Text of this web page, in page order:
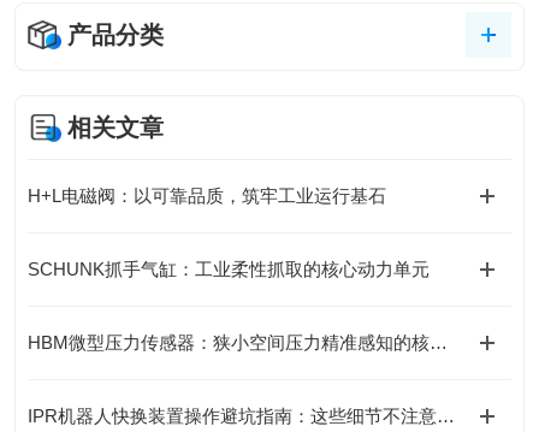
产品分类
相关文章
H+L电磁阀：以可靠品质，筑牢工业运行基石
SCHUNK抓手气缸：工业柔性抓取的核心动力单元
HBM微型压力传感器：狭小空间压力精准感知的核心支撑
IPR机器人快换装置操作避坑指南：这些细节不注意，快换优势全白搭